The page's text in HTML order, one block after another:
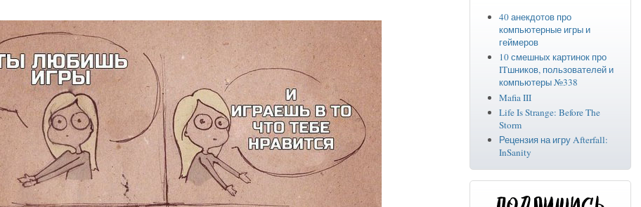
40 анекдотов про
компьютерные игры и
геймеров
10 смешных картинок про
ITшников, пользователей и
компьютеры №338
Mafia III
Life Is Strange: Before The
Storm
Рецензия на игру Afterfall:
InSanity